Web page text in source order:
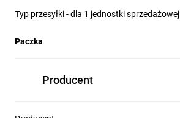
Typ przesyłki - dla 1 jednostki sprzedażowej
Paczka
Producent